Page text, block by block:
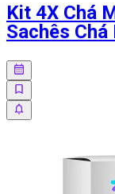
Kit 4X Chá
Sachês Chá